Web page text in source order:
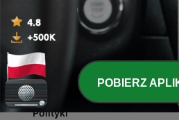
62 - Co przyniesie polski sezon
05 lip 2026
61 - Szpital Południowy - SOR,
Czy ta afera zabierze władzę
Polityki
POBIERZ